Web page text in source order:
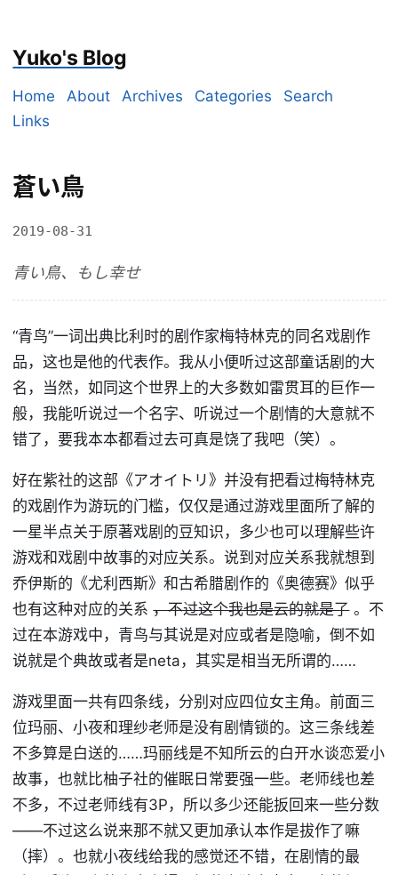
Yuko's Blog
Home About Archives Categories
Search
Links
蒼い鳥
2019-08-31
青い鳥、もし幸せ
“青鸟”一词出典比利时的剧作家梅特林克的同名戏剧作
品，这也是他的代表作。我从小便听过这部童话剧的大
名，当然，如同这个世界上的大多数如雷贯耳的巨作一
般，我能听说过一个名字、听说过一个剧情的大意就不
错了，要我本本都看过去可真是饶了我吧（笑）。
好在紫社的这部《アオイトリ》并没有把看过梅特林克
的戏剧作为游玩的门槛，仅仅是通过游戏里面所了解的
一星半点关于原著戏剧的豆知识，多少也可以理解些许
游戏和戏剧中故事的对应关系。说到对应关系我就想到
乔伊斯的《尤利西斯》和古希腊剧作的《奥德赛》似乎
也有这种对应的关系，不过这个我也是云的就是了。不
过在本游戏中，青鸟与其说是对应或者是隐喻，倒不如
说就是个典故或者是neta，其实是相当无所谓的……
游戏里面一共有四条线，分别对应四位女主角。前面三
位玛丽、小夜和理纱老师是没有剧情锁的。这三条线差
不多算是白送的……玛丽线是不知所云的白开水谈恋爱小
故事，也就比柚子社的催眠日常要强一些。老师线也差
不多，不过老师线有3P，所以多少还能扳回来一些分数
——不过这么说来那不就又更加承认本作是拔作了嘛
（摔）。也就小夜线给我的感觉还不错，在剧情的最